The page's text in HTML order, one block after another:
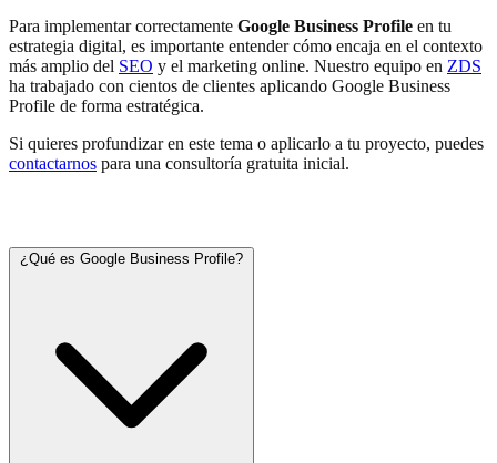
Para implementar correctamente Google Business Profile en tu
estrategia digital, es importante entender cómo encaja en el contexto
más amplio del SEO y el marketing online. Nuestro equipo en ZDS
ha trabajado con cientos de clientes aplicando Google Business
Profile de forma estratégica.
Si quieres profundizar en este tema o aplicarlo a tu proyecto, puedes
contactarnos para una consultoría gratuita inicial.
¿Qué es Google Business Profile?